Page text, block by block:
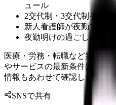
ュール
2交代制・3交代制それ
新人看護師が夜勤で不
夜勤明けの過ごし方と体
医療・労務・転職など判断に
やサービスの最新条件は公的
情報もあわせて確認してくださ
SNSで共有